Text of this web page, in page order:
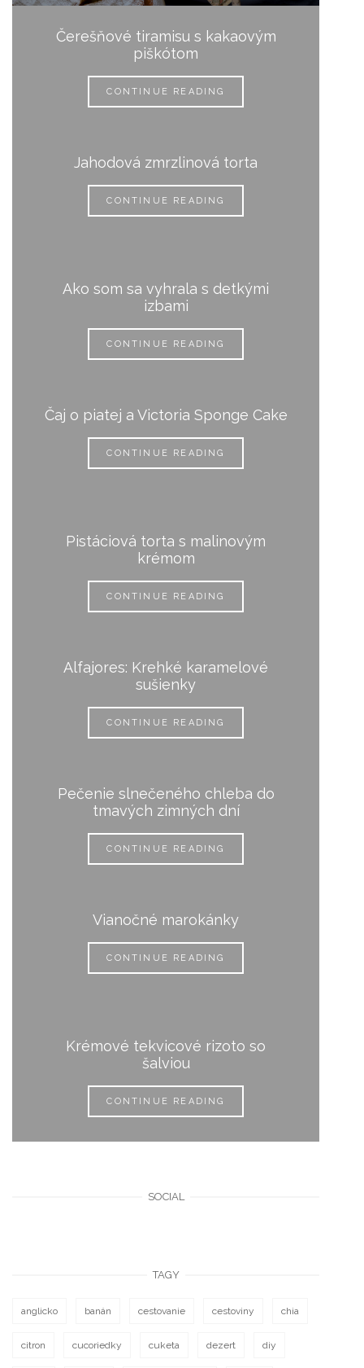
Čerešňové tiramisu s kakaovým
piškótom
CONTINUE READING
Jahodová zmrzlinová torta
CONTINUE READING
Ako som sa vyhrala s detkými
izbami
CONTINUE READING
Čaj o piatej a Victoria Sponge Cake
CONTINUE READING
Pistáciová torta s malinovým
krémom
CONTINUE READING
Alfajores: Krehké karamelové
sušienky
CONTINUE READING
Pečenie slnečeného chleba do
tmavých zimných dní
CONTINUE READING
Vianočné marokánky
CONTINUE READING
Krémové tekvicové rizoto so
šalviou
CONTINUE READING
SOCIAL
TAGY
anglicko banán cestovanie cestoviny chia
citron cucoriedky cuketa dezert diy